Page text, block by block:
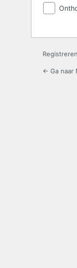
Registreren
← Ga naar